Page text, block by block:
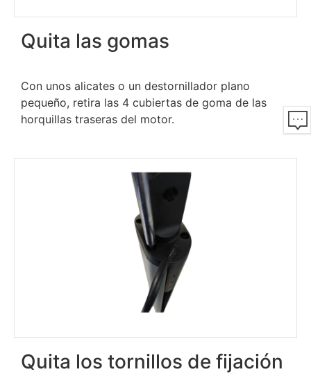
Quita las gomas
Con unos alicates o un destornillador plano
pequeño, retira las 4 cubiertas de goma de las
horquillas traseras del motor.
Quita los tornillos de fijación